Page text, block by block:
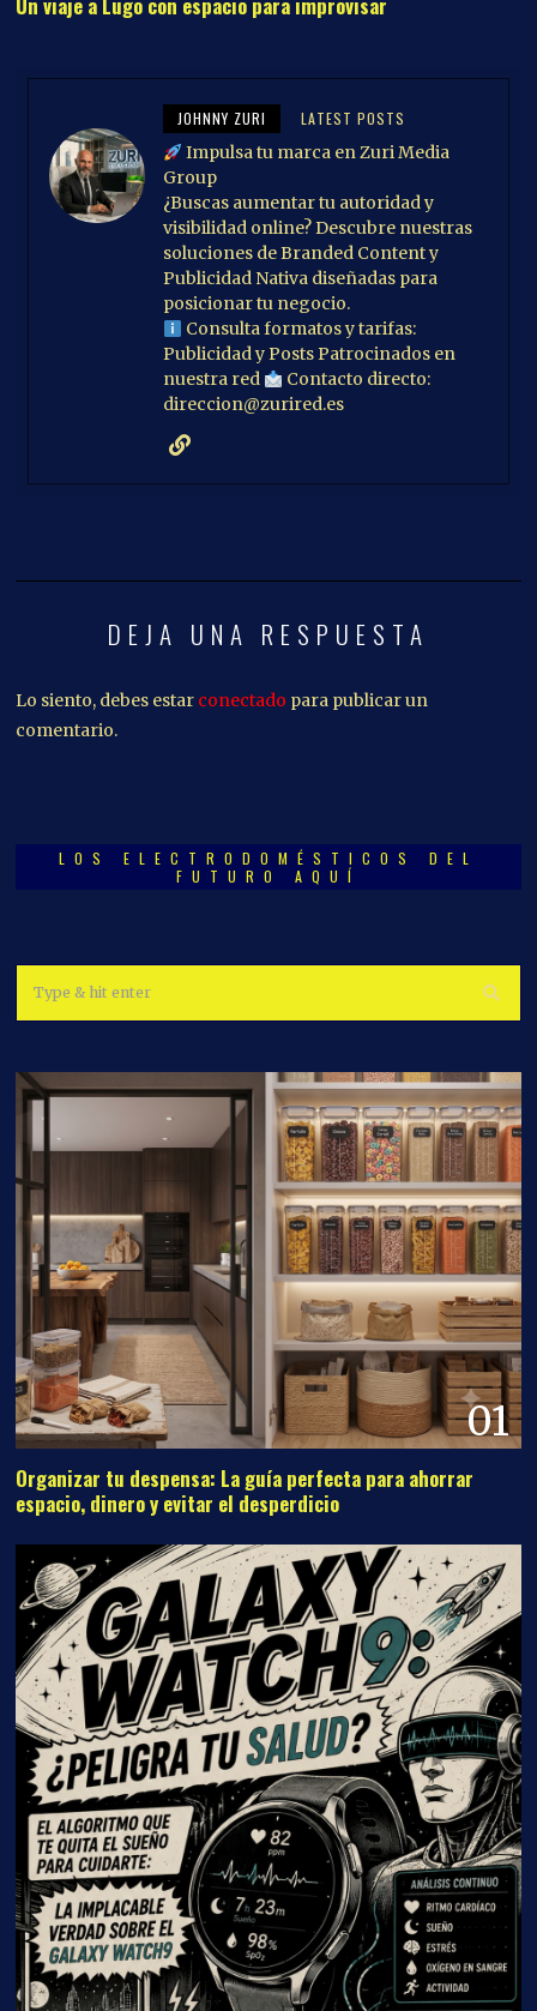
JOHNNY ZURI LATEST POSTS
Impulsa tu marca en Zuri Media
Group
¿Buscas aumentar tu autoridad y
visibilidad online? Descubre nuestras
soluciones de Branded Content y
Publicidad Nativa diseñadas para
posicionar tu negocio.
Consulta formatos y tarifas:
Publicidad y Posts Patrocinados en
nuestra red
Contacto directo:
direccion@zurired.es
DEJA UNA RESPUESTA
Lo siento, debes estar conectado para publicar un
comentario.
LOS ELECTRODOMÉSTICOS DEL
FUTURO AQUÍ
01
Organizar tu despensa: La guía perfecta para ahorrar
espacio, dinero y evitar el desperdicio